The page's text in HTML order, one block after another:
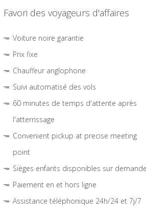
Favori des voyageurs d'affaires
Voiture noire garantie
Prix fixe
Chauffeur anglophone
Suivi automatisé des vols
60 minutes de temps d'attente après
l'atterrissage
Convenient pickup at precise meeting
point
Sièges enfants disponibles sur
Paiement en et hors ligne
Assistance téléphonique 24h/24 et 7j/7